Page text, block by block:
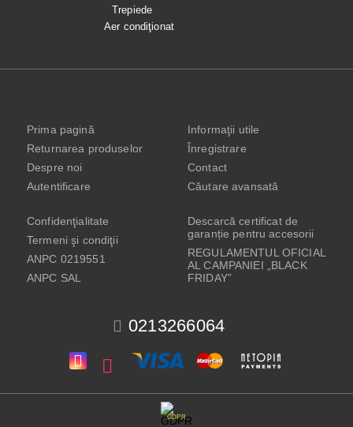
Trepiede
Aer condiţionat
0213266064
Prima pagină
Returnarea produselor
Despre noi
Autentificare
Informaţii utile
Înregistrare
Contact
Căutare avansată
Confidenţialitate
Termeni şi condiţii
ANPC 0219551
ANPC SAL
Descarcă certificat de
garanție pentru accesorii
REGULAMENTUL OFICIAL
AL CAMPANIEI „BLACK
FRIDAY”
GDPR